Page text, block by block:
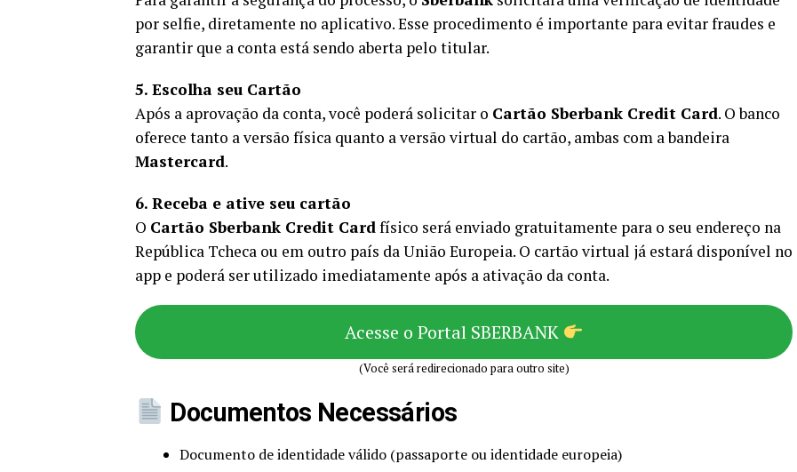
por selfie, diretamente no aplicativo. Esse procedimento é importante para evitar fraudes e
garantir que a conta está sendo aberta pelo titular.
5. Escolha seu Cartão
Após a aprovação da conta, você poderá solicitar o Cartão Sberbank Credit Card. O banco
oferece tanto a versão física quanto a versão virtual do cartão, ambas com a bandeira
Mastercard.
6. Receba e ative seu cartão
O Cartão Sberbank Credit Cardfísico será enviado gratuitamente para o seu endereço na
República Tcheca ou em outro país da União Europeia. O cartão virtual já estará disponível no
app e poderá ser utilizado imediatamente após a ativação da conta.
Acesse o Portal SBERBANK
(Você será redirecionado para outro site)
Documentos Necessários
Documento de identidade válido (passaporte ou identidade europeia)